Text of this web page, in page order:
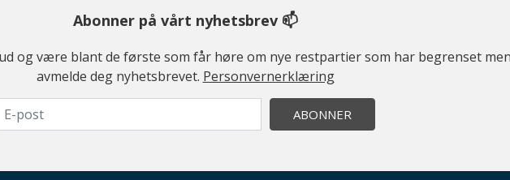
Abonner på vårt nyhetsbrev 📫
og være blant de første som får høre om nye restpartier som har begrenset
avmelde deg nyhetsbrevet. Personvernerklæring
ABONNER